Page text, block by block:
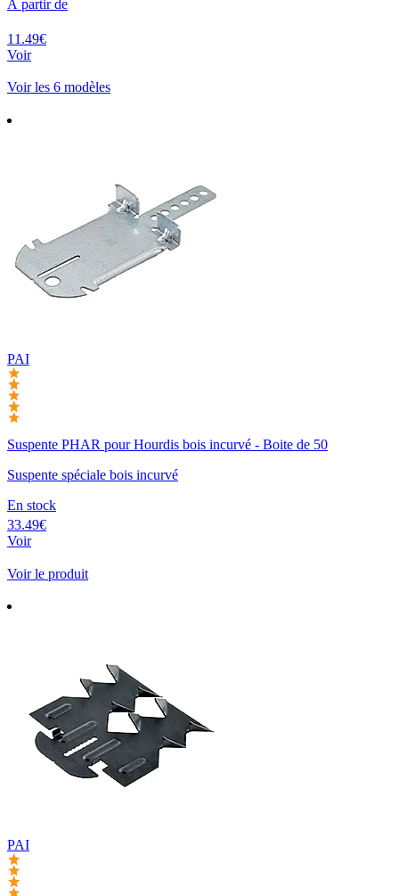
À partir de
11.49€
Voir
Voir les 6 modèles
PAI
Suspente PHAR pour Hourdis bois incurvé - Boite de 50
Suspente spéciale bois incurvé
En stock
33.49€
Voir
Voir le produit
PAI